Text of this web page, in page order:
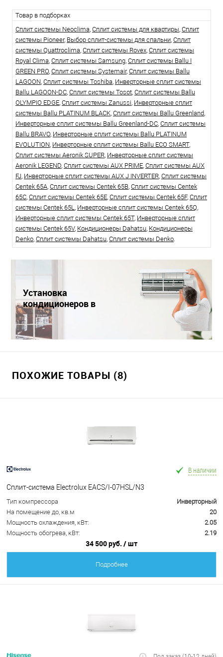
Товар в подборках
Сплит системы Neoclima, Сплит системы для квартиры, Сплит
системы Pioneer, Выбор сплит-системы для спальни, Сплит
системы Quattroclima, Сплит системы Rovex, Сплит системы
Royal Clima, Сплит системы Samsung, Сплит системы Ballu I
GREEN PRO, Сплит системы Systemair, Сплит системы Ballu
LAGOON, Сплит системы Toshiba, Инверторные сплит системы
Ballu LAGOON-DC, Сплит системы Tosot, Сплит системы Ballu
OLYMPIO EDGE, Сплит системы Zanussi, Инверторные сплит
системы Ballu PLATINUM BLACK, Сплит системы Ballu Greenland,
Инверторные сплит системы Ballu Greenland-DC, Сплит системы
Ballu BRAVO, Инверторные сплит системы Ballu PLATINUM
EVOLUTION, Инверторные сплит системы Ballu ECO SMART,
Сплит системы Aeronik SUPER, Инверторные сплит системы
Aeronik LEGEND, Сплит системы AUX PRIME, Сплит системы AUX
FJ, Инверторные сплит системы AUX J INVERTER, Сплит системы
Centek 65A, Сплит системы Centek 65B, Сплит системы Centek
65C, Сплит системы Centek 65E, Сплит системы Centek 65F, Сплит
системы Centek 65L, Инверторные сплит системы Centek 65Q,
Инверторные сплит системы Centek 65T, Инверторные сплит
системы Centek 65V, Кондиционеры Dahatsu, Кондиционеры
Denko, Сплит системы Dahatsu, Сплит системы Denko.
Установка
кондиционеров в
Краснодаре
ПОХОЖИЕ ТОВАРЫ (8)
В наличии
Сплит-система Electrolux EACS/I-07HSL/N3
Тип компрессора
Инверторный
На помещение до, кв.м
20
Мощность охлаждения, кВт:
2.05
Мощность обогрева, кВт:
2.19
34 500 руб. / шт
Подробнее